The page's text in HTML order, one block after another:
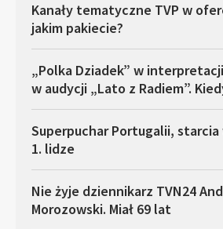
Kanały tematyczne TVP w
jakim pakiecie?
„Polka Dziadek” w
w audycji „Lato z Radiem”.
Superpuchar Portugalii,
1. lidze
Nie żyje dziennikarz TVN24
Morozowski. Miał 69 lat